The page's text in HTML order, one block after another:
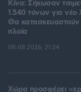
Κίνα: Σήκωσαν
1.540 τόνων για νέο
Θα κατασκευαστούν
πλοία
08.08.2026, 21:24
Χώρα προσφέρει